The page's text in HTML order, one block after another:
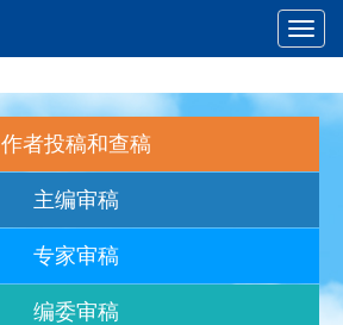
作者投稿和查稿
主编审稿
专家审稿
编委审稿